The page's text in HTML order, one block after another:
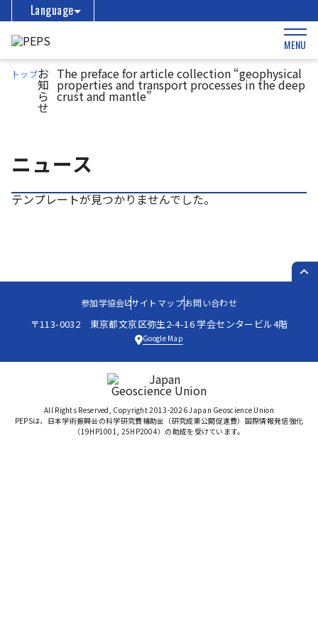
Language
MENU
トップお
知
ら
せ
The preface for article collection “geophysical
properties and transport processes in the deep
crust and mantle”
ニュース
テンプレートが見つかりませんでした。
参加学協会 サイトマップお問い合わせ
〒113-0032 東京都文京区弥生2-4-16 学会センタービル4階
Google Map
All Rights Reserved, Copyright 2013-2026 Japan Geoscience Union
PEPSは、日本学術振興会の科学研究費補助金（研究成果公開促進費）国際情報発信強化
（19HP1001, 25HP2004）の助成を受けています。